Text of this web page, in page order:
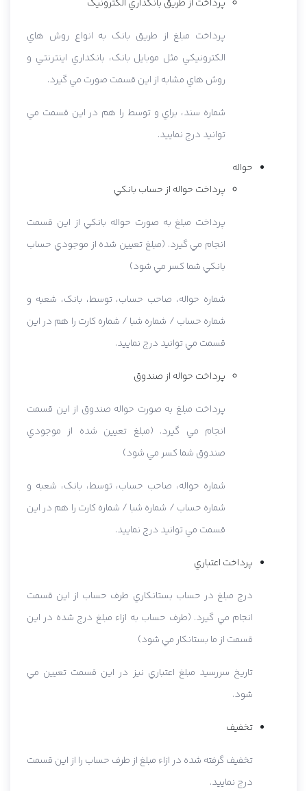
پرداخت از طريق بانکداري الکترونيک
پرداخت مبلغ از طريق بانک به انواع روش هاي
الکترونيکي مثل موبايل بانک، بانکداري اينترنتي و
روش هاي مشابه از اين قسمت صورت مي گيرد.
شماره سند، براي و توسط را هم در اين قسمت مي
توانيد درج نماييد.
حواله
پرداخت حواله از حساب بانکي
پرداخت مبلغ به صورت حواله بانکي از اين قسمت
انجام مي گيرد. (مبلغ تعيين شده از موجودي حساب
بانکي شما کسر مي شود)
شماره حواله، صاحب حساب، توسط، بانک، شعبه و
شماره حساب / شماره شبا / شماره کارت را هم در اين
قسمت مي توانيد درج نماييد.
پرداخت حواله از صندوق
پرداخت مبلغ به صورت حواله صندوق از اين قسمت
انجام مي گيرد. (مبلغ تعيين شده از موجودي
صندوق شما کسر مي شود)
شماره حواله، صاحب حساب، توسط، بانک، شعبه و
شماره حساب / شماره شبا / شماره کارت را هم در اين
قسمت مي توانيد درج نماييد.
پرداخت اعتباري
درج مبلغ در حساب بستانکاري طرف حساب از اين قسمت
انجام مي گيرد. (طرف حساب به ازاء مبلغ درج شده در اين
قسمت از ما بستانکار مي شود)
تاريخ سررسيد مبلغ اعتباري نيز در اين قسمت تعيين مي
شود.
تخفيف
تخفيف گرفته شده در ازاء مبلغ از طرف حساب را از اين قسمت
درج نماييد.